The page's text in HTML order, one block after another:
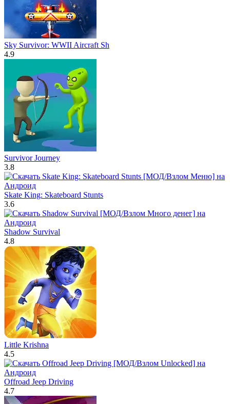
Sky Survivor: WWII Aircraft Sh
4.9
Survivor Journey
3.8
Skate King: Skateboard Stunts
3.6
Shadow Survival
4.8
Little Krishna
4.5
Offroad Jeep Driving
4.7